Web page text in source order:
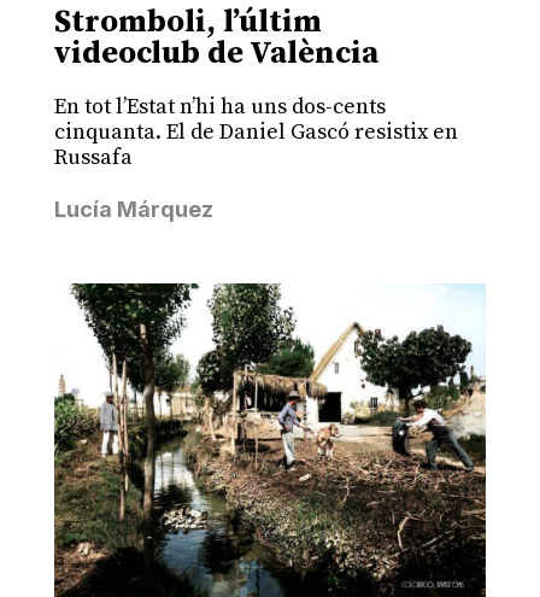
Stromboli, l’últim
videoclub de València
En tot l’Estat n’hi ha uns dos-cents
cinquanta. El de Daniel Gascó resistix en
Russafa
Lucía Márquez